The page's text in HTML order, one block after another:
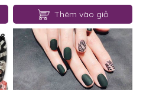
Thêm vào giỏ